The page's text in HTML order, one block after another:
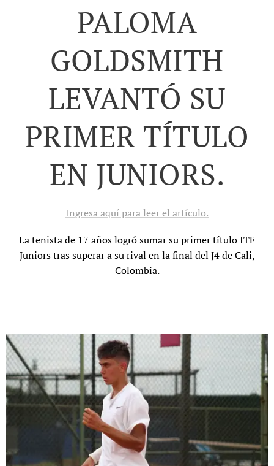
PALOMA
GOLDSMITH
LEVANTÓ SU
PRIMER TÍTULO
EN JUNIORS.
Ingresa aquí para leer el artículo.
La tenista de 17 años logró sumar su primer título ITF
Juniors tras superar a su rival en la final del J4 de Cali,
Colombia.